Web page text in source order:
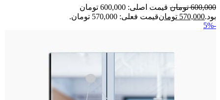
600,000 تومان
قیمت اصلی: 600,000 تومان
بود.570,000 تومانقیمت فعلی: 570,000 تومان.
-5%